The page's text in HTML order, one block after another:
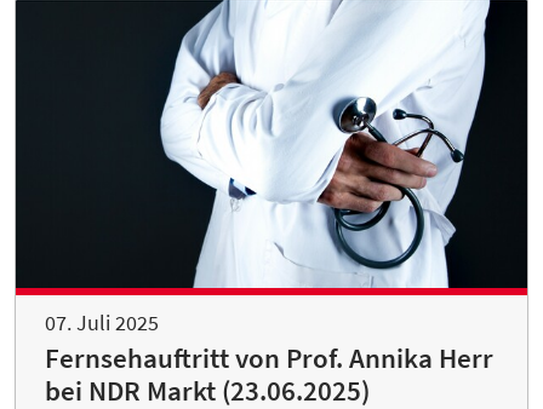
07. Juli 2025
Fernsehauftritt von Prof. Annika Herr
bei NDR Markt (23.06.2025)